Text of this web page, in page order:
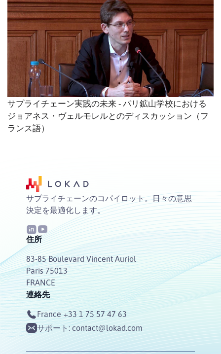
サプライチェーン実践の未来 - パリ鉱山学校における
ジョアネス・ヴェルモレルとのディスカッション（フ
ランス語）
サプライチェーンのコパイロット。日々の意思
決定を最適化します。
住所
83-85 Boulevard Vincent Auriol
Paris 75013
FRANCE
連絡先
France +33 1 75 57 47 63
サポート:contact@lokad.com